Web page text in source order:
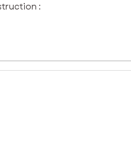
:
m² représente une belle